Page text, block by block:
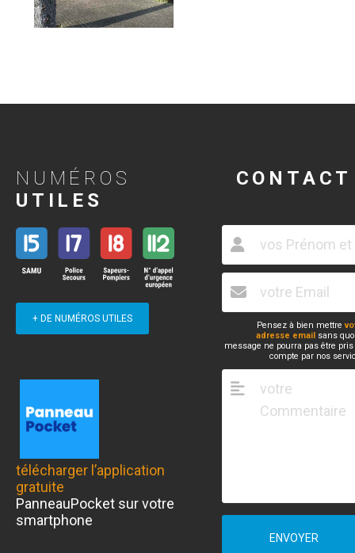
NUMÉROS
UTILES
+ DE NUMÉROS UTILES
télécharger l’application
gratuite
PanneauPocket sur votre
smartphone
CONTACT
Pensez à bien mettre
adresse email sans
message ne pourra pas être
compte par nos
ENVOYER